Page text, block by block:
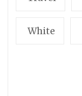
White